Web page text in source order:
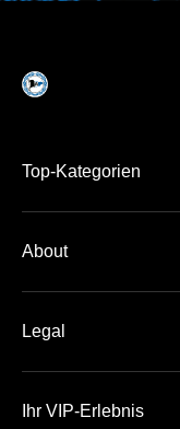
Top-Kategorien
DFB-Pokal
About
Team
Legal
Ihr VIP-Erlebnis